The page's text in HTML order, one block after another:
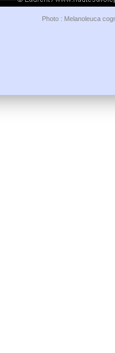
Photo : Melanoleuca